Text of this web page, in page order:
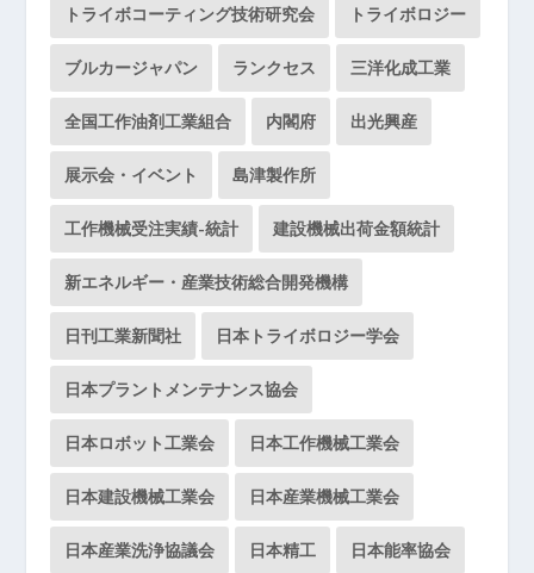
トライボコーティング技術研究会 トライボロジー
ブルカージャパン ランクセス 三洋化成工業
全国工作油剤工業組合 内閣府 出光興産
展示会・イベント 島津製作所
工作機械受注実績-統計 建設機械出荷金額統計
新エネルギー・産業技術総合開発機構
日刊工業新聞社 日本トライボロジー学会
日本プラントメンテナンス協会
日本ロボット工業会 日本工作機械工業会
日本建設機械工業会 日本産業機械工業会
日本産業洗浄協議会 日本精工 日本能率協会